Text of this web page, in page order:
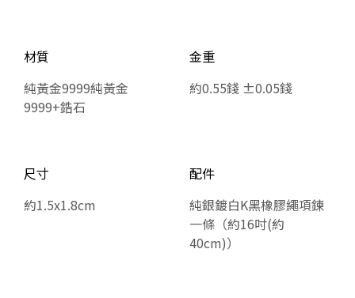
材質
純黃金9999純黃金
9999+鋯石
金重
約0.55錢 ±0.05錢
尺寸
約1.5x1.8cm
配件
純銀鍍白K黑橡膠繩項鍊
一條（約16吋(約
40cm)）